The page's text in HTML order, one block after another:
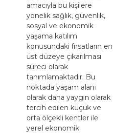
amacıyla bu kişilere
yönelik sağlık, güvenlik,
sosyal ve ekonomik
yaşama katılım
konusundaki fırsatların en
üst düzeye çıkarılması
süreci olarak
tanımlamaktadır. Bu
noktada yaşam alanı
olarak daha yaygın olarak
tercih edilen küçük ve
orta ölçekli kentler ile
yerel ekonomik